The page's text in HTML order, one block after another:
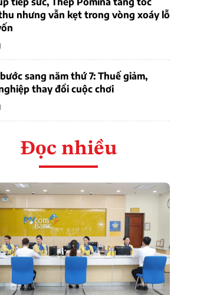
nhưng vẫn kẹt trong vòng xoáy lỗ
sang năm thứ 7: Thuế giảm,
thay đổi cuộc chơi
Đọc nhiều